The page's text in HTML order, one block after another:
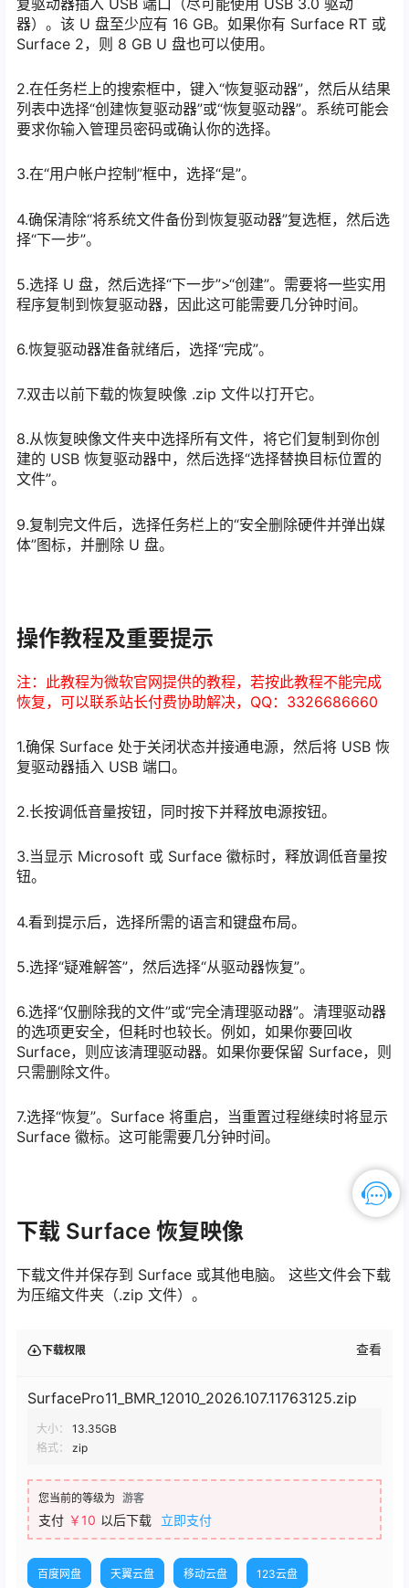
复驱动器插入 USB 端口（尽可能使用 USB 3.0 驱动
器）。该 U 盘至少应有 16 GB。如果你有 Surface RT 或
Surface 2，则 8 GB U 盘也可以使用。
2.在任务栏上的搜索框中，键入“恢复驱动器”，然后从结果
列表中选择“创建恢复驱动器”或“恢复驱动器”。系统可能会
要求你输入管理员密码或确认你的选择。
3.在“用户帐户控制”框中，选择“是”。
4.确保清除“将系统文件备份到恢复驱动器”复选框，然后选
择“下一步”。
5.选择 U 盘，然后选择“下一步”>“创建”。需要将一些实用
程序复制到恢复驱动器，因此这可能需要几分钟时间。
6.恢复驱动器准备就绪后，选择“完成”。
7.双击以前下载的恢复映像 .zip 文件以打开它。
8.从恢复映像文件夹中选择所有文件，将它们复制到你创
建的 USB 恢复驱动器中，然后选择“选择替换目标位置的
文件”。
9.复制完文件后，选择任务栏上的“安全删除硬件并弹出媒
体”图标，并删除 U 盘。
操作教程及重要提示
注：此教程为微软官网提供的教程，若按此教程不能完成
恢复，可以联系站长付费协助解决，QQ：3326686660
1.确保 Surface 处于关闭状态并接通电源，然后将 USB 恢
复驱动器插入 USB 端口。
2.长按调低音量按钮，同时按下并释放电源按钮。
3.当显示 Microsoft 或 Surface 徽标时，释放调低音量按
钮。
4.看到提示后，选择所需的语言和键盘布局。
5.选择“疑难解答”，然后选择“从驱动器恢复”。
6.选择“仅删除我的文件”或“完全清理驱动器”。清理驱动器
的选项更安全，但耗时也较长。例如，如果你要回收
Surface，则应该清理驱动器。如果你要保留 Surface，则
只需删除文件。
7.选择“恢复”。Surface 将重启，当重置过程继续时将显示
Surface 徽标。这可能需要几分钟时间。
下载 Surface 恢复映像
下载文件并保存到 Surface 或其他电脑。 这些文件会下载
为压缩文件夹（.zip 文件）。
下载权限 查看
SurfacePro11_BMR_12010_2026.107.11763125.zip
大小：
13.35GB
格式：
zip
您当前的等级为 游客
支付 ￥10 以后下载 立即支付
百度网盘 天翼云盘 移动云盘 123云盘